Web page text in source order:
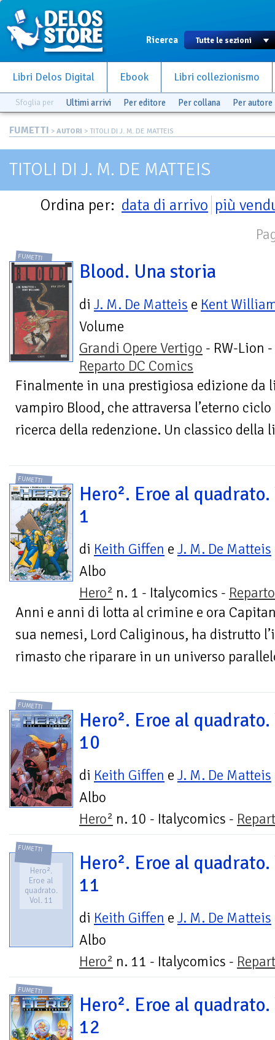
Ricerca
Libri Delos Digital Ebook Libri collezionismo
Sfoglia per Ultimi arrivi Per editore Per collana Per autore
FUMETTI > AUTORI > TITOLI DI J. M. DE MATTEIS
TITOLI DI J. M. DE MATTEIS
Ordina per: data di arrivo più
FUMETTI
Blood. Una storia
di J. M. De Matteis e Kent
Volume
Grandi Opere Vertigo - RW-Lion -
Reparto DC Comics
Finalmente in una prestigiosa edizione da
vampiro Blood, che attraversa l’eterno
ricerca della redenzione. Un classico della
FUMETTI
Hero². Eroe al quadrato.
1
di Keith Giffen e J. M. De Matteis
Albo
Hero² n. 1 - Italycomics -
Anni e anni di lotta al crimine e ora
sua nemesi, Lord Caliginous, ha distrutto
rimasto che riparare in un universo
FUMETTI
Hero². Eroe al quadrato.
10
di Keith Giffen e J. M. De Matteis
Albo
Hero² n. 10 - Italycomics -
FUMETTI
Hero².
Eroe al
quadrato.
Vol. 11
Hero². Eroe al quadrato.
11
di Keith Giffen e J. M. De Matteis
Albo
Hero² n. 11 - Italycomics -
FUMETTI
Hero². Eroe al quadrato.
12